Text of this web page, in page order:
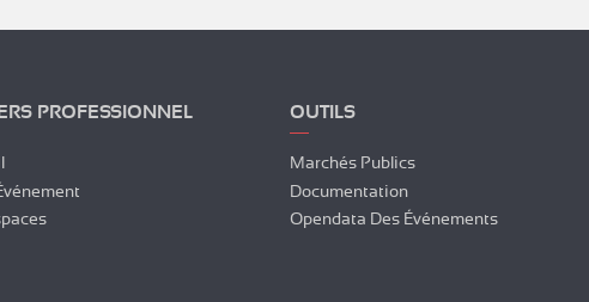
PROFESSIONNEL OUTILS
Marchés Publics
Documentation
Opendata Des Événements